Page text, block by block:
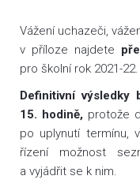
Vážení uchazeči,
v příloze najdete
pro školní rok 2021-22.
Definitivní výsledky
15. hodině, protože
po uplynutí termínu,
řízení možnost
a vyjádřit se k nim.